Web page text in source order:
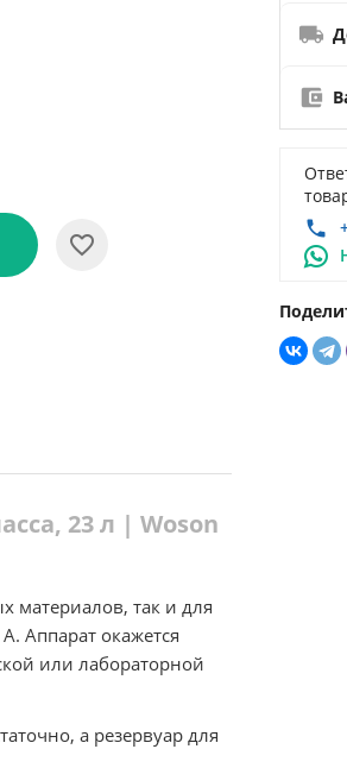
23 л | Woson
материалов, так и для
Аппарат окажется
или лабораторной
а резервуар для